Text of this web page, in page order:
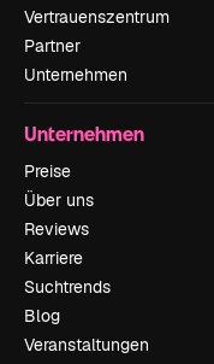
Vertrauenszentrum
Partner
Unternehmen
Unternehmen
Preise
Über uns
Reviews
Karriere
Suchtrends
Blog
Veranstaltungen